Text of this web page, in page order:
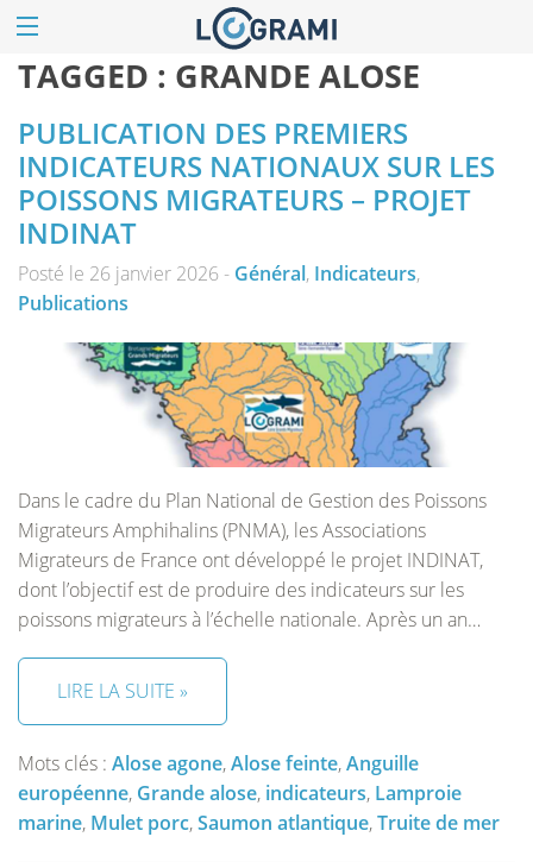
TAGGED : GRANDE ALOSE
PUBLICATION DES PREMIERS
INDICATEURS NATIONAUX SUR LES
POISSONS MIGRATEURS – PROJET
INDINAT
Posté le 26 janvier 2026 - Général, Indicateurs,
Publications
Dans le cadre du Plan National de Gestion des Poissons
Migrateurs Amphihalins (PNMA), les Associations
Migrateurs de France ont développé le projet INDINAT,
dont l’objectif est de produire des indicateurs sur les
poissons migrateurs à l’échelle nationale. Après un an…
LIRE LA SUITE »
Mots clés : Alose agone,Alose feinte,Anguille
européenne, Grande alose, indicateurs, Lamproie
marine, Mulet porc,Saumon atlantique,Truite de mer